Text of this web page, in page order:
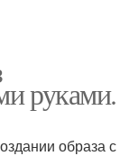
руками.
образа с